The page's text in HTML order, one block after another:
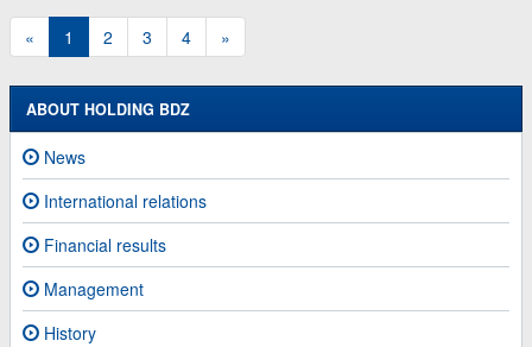
« 1 2 3 4 »
ABOUT HOLDING BDZ
News
International relations
Financial results
Management
History